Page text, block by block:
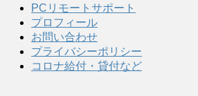
PCリモートサポート
プロフィール
お問い合わせ
プライバシーポリシー
コロナ給付・貸付など